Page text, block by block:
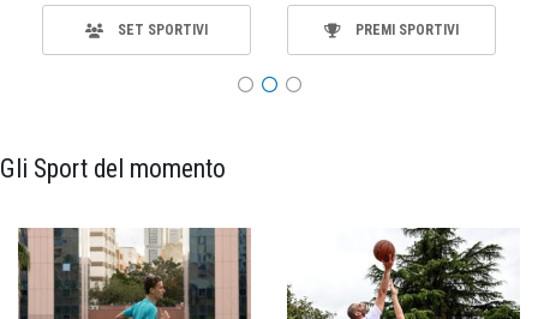
SET SPORTIVI PREMI SPORTIVI
Gli Sport del momento